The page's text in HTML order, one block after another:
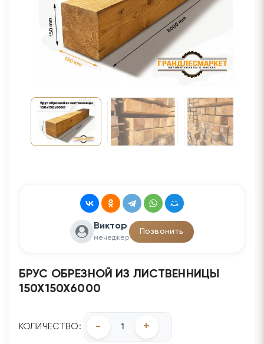
Виктор
менеджер
Позвонить
БРУС ОБРЕЗНОЙ ИЗ ЛИСТВЕННИЦЫ
150Х150Х6000
КОЛИЧЕСТВО: - +